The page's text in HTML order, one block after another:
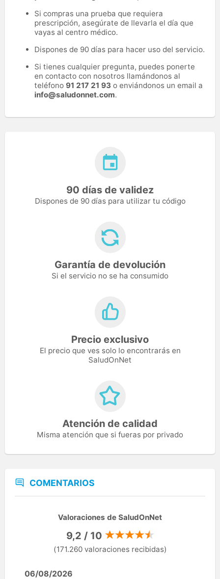
Si compras una prueba que requiera
prescripción, asegúrate de llevarla el día que
vayas al centro médico.
Dispones de 90 días para hacer uso del servicio.
Si tienes cualquier pregunta, puedes ponerte
en contacto con nosotros llamándonos al
teléfono 91 217 21 93 o enviándonos un email a
info@saludonnet.com.
90 días de validez
Dispones de 90 días para utilizar tu código
Garantía de devolución
Si el servicio no se ha consumido
Precio exclusivo
El precio que ves solo lo encontrarás en
SaludOnNet
Atención de calidad
Misma atención que si fueras por privado
COMENTARIOS
Valoraciones de SaludOnNet
9,2 / 10
(171.260 valoraciones recibidas)
06/08/2026